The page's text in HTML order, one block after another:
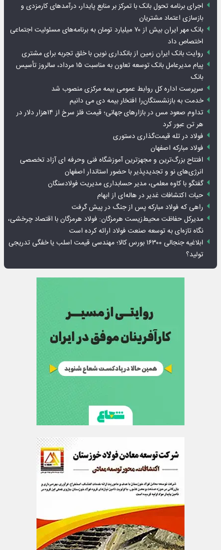
اجرای برنامه تحول بانک با تمرکز بر منابع پایدار، درآمدهای کارمزدی و
بازسازی اعتماد مشتریان
بانک مهر ایران بیش از ۷۰ میلیارد تومان به برنامه‌های مسئولیت اجتماعی
اختصاص داد
روایت بانک ایران زمین از بانکداری نوین با خلق تجربه برای مشتری
پیام مدیرعامل بانک توسعه تعاون به مناسبت ۱۵ مرداد، سالروز تأسیس
بانک
سرپرست اداره کل روابط عمومی بیمه مرکزی منصوب شد
خدمت به بازنشستگان‌را افتخار بیمه دی می دانیم
تداوم صعود مس در بازارهای جهانی؛ قیمت فلز سرخ از ۱۴هزار دلار در
هر تن عبور کرد
فولاد در تله قیمت‌گذاری دستوری
فولاد مبارکه اصفهان
افتتاح بزرگ‌ترین و مجهزترین آموزشگاه فنی وحرفه ای آزاد تخصصی
انرژی‌های نو و تجدیدپذیر با حضور استاندار اصفهان
گفتگو با کاوه معلمی، مدیر حسابداری مدیریت فولادسنگان
حیات اکتشافات غدیر در هاله‌ای از ابهام
راهی که فولاد مبارکه پس از جنگ در پیش گرفت
مدیرکل حفاظت محیط‌زیست هرمزگان: فولاد هرمزگان با اقتصاد چرخشی،
نگاه تازه‌ای به توسعه صنعت فولاد ارائه کرده است
ابلاغیه جنجالی ۱۶۳۰۰ بورس کالا؛ مهندسی قیمت اسلب یا خفگی تدریجی
تولید؟